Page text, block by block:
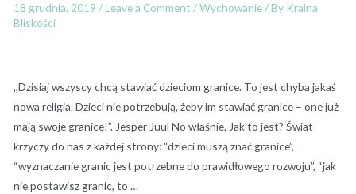
18 grudnia, 2019 /Leave a Comment /Wychowanie/ By Kraina
Bliskości
,,Dzisiaj wszyscy chcą stawiać dzieciom granice. To jest chyba jakaś
nowa religia. Dzieci nie potrzebują, żeby im stawiać granice – one już
mają swoje granice!”. Jesper Juul No właśnie. Jak to jest? Świat
krzyczy do nas z każdej strony: “dzieci muszą znać granice”,
“wyznaczanie granic jest potrzebne do prawidłowego rozwoju”, “jak
nie postawisz granic, to …